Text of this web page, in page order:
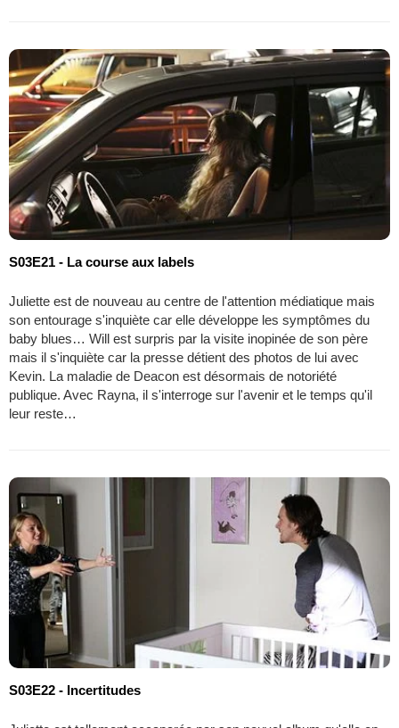
S03E21 - La course aux labels
Juliette est de nouveau au centre de l'attention médiatique mais
son entourage s'inquiète car elle développe les symptômes du
baby blues… Will est surpris par la visite inopinée de son père
mais il s'inquiète car la presse détient des photos de lui avec
Kevin. La maladie de Deacon est désormais de notoriété
publique. Avec Rayna, il s'interroge sur l'avenir et le temps qu'il
leur reste…
S03E22 - Incertitudes